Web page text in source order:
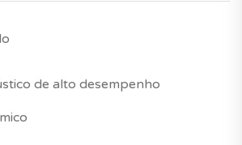
de alto desempenho